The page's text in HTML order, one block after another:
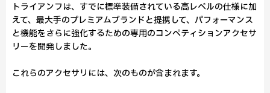
トライアンフは、すでに標準装備されている高レベルの仕様に加
えて、最大手のプレミアムブランドと提携して、パフォーマンス
と機能をさらに強化するための専用のコンペティションアクセサ
リーを開発しました。
これらのアクセサリには、次のものが含まれます。